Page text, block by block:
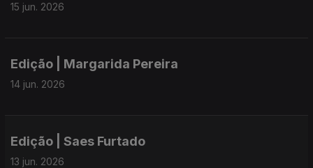
15 jun. 2026
Edição | Margarida Pereira
14 jun. 2026
Edição | Saes Furtado
13 jun. 2026